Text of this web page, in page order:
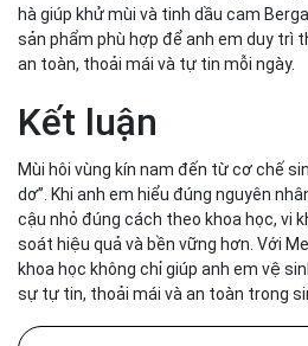
hà giúp khử mùi và tinh dầu cam
sản phẩm phù hợp để anh em duy trì
an toàn, thoải mái và tự tin mỗi ngày.
Kết luận
Mùi hôi vùng kín nam đến từ cơ chế
dơ”. Khi anh em hiểu đúng nguyên
cậu nhỏ đúng cách theo khoa học, vi
soát hiệu quả và bền vững hơn. Với
khoa học không chỉ giúp anh em vệ
sự tự tin, thoải mái và an toàn trong